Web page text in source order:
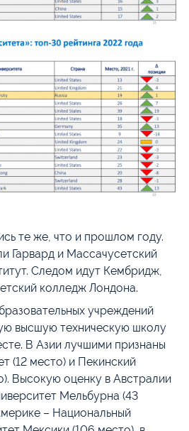
те же, что и прошлом году.
Гарвард и Массачусетский
Следом идут Кембридж,
колледж Лондона.
учреждений
высшую техническую школу
В Азии лучшими признаны
(12 место) и Пекинский
Высокую оценку в Австралии
Мельбурна (43
– Национальный